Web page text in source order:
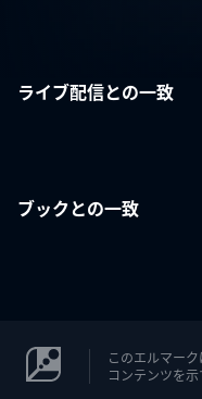
ライブ配信との一致
ブックとの一致
このエルマー
コンテンツを